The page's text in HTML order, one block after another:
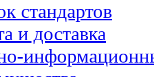
стандартов
и доставка